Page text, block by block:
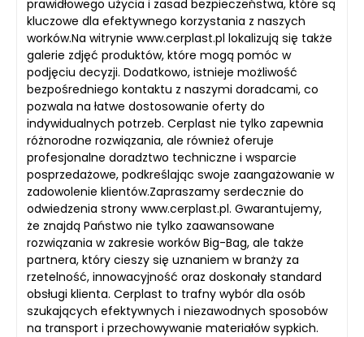
prawidłowego użycia i zasad bezpieczeństwa, które są
kluczowe dla efektywnego korzystania z naszych
worków.Na witrynie www.cerplast.pl lokalizują się także
galerie zdjęć produktów, które mogą pomóc w
podjęciu decyzji. Dodatkowo, istnieje możliwość
bezpośredniego kontaktu z naszymi doradcami, co
pozwala na łatwe dostosowanie oferty do
indywidualnych potrzeb. Cerplast nie tylko zapewnia
różnorodne rozwiązania, ale również oferuje
profesjonalne doradztwo techniczne i wsparcie
posprzedażowe, podkreślając swoje zaangażowanie w
zadowolenie klientów.Zapraszamy serdecznie do
odwiedzenia strony www.cerplast.pl. Gwarantujemy,
że znajdą Państwo nie tylko zaawansowane
rozwiązania w zakresie worków Big-Bag, ale także
partnera, który cieszy się uznaniem w branży za
rzetelność, innowacyjność oraz doskonały standard
obsługi klienta. Cerplast to trafny wybór dla osób
szukających efektywnych i niezawodnych sposobów
na transport i przechowywanie materiałów sypkich.